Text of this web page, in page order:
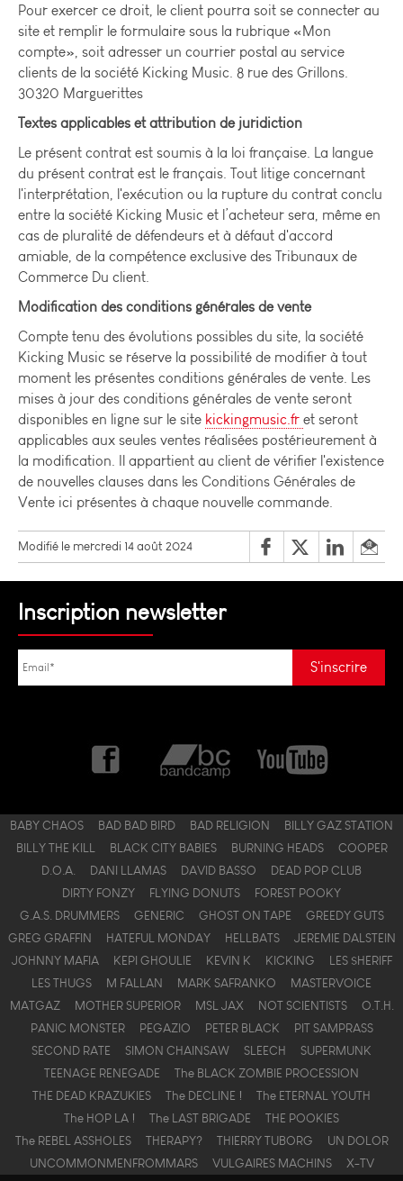
Pour exercer ce droit, le client pourra soit se connecter au
site et remplir le formulaire sous la rubrique «Mon
compte», soit adresser un courrier postal au service
clients de la société Kicking Music. 8 rue des Grillons.
30320 Marguerittes
Textes applicables et attribution de juridiction
Le présent contrat est soumis à la loi française. La langue
du présent contrat est le français. Tout litige concernant
l'interprétation, l'exécution ou la rupture du contrat conclu
entre la société Kicking Music et l’acheteur sera, même en
cas de pluralité de défendeurs et à défaut d'accord
amiable, de la compétence exclusive des Tribunaux de
Commerce Du client.
Modification des conditions générales de vente
Compte tenu des évolutions possibles du site, la société
Kicking Music se réserve la possibilité de modifier à tout
moment les présentes conditions générales de vente. Les
mises à jour des conditions générales de vente seront
disponibles en ligne sur le site kickingmusic.fr et seront
applicables aux seules ventes réalisées postérieurement à
la modification. Il appartient au client de vérifier l'existence
de nouvelles clauses dans les Conditions Générales de
Vente ici présentes à chaque nouvelle commande.
Modifié le mercredi 14 août 2024
Inscription newsletter
BABY CHAOS BAD BAD BIRD BAD RELIGION
BILLY GAZ STATION
BILLY THE KILL
BLACK CITY BABIES BURNING HEADS
COOPER
D.O.A.
DANI LLAMAS DAVID BASSO
DEAD POP CLUB
DIRTY FONZY
FLYING DONUTS
FOREST POOKY
G.A.S. DRUMMERS
GENERIC GHOST ON TAPE
GREEDY GUTS
GREG GRAFFIN
HATEFUL MONDAY HELLBATS
JEREMIE DALSTEIN
JOHNNY MAFIA
KEPI GHOULIE KEVIN K KICKING
LES $HERIFF
LES THUGS
M FALLAN MARK SAFRANKO
MASTERVOICE
MATGAZ
MOTHER SUPERIOR MSL JAX NOT SCIENTISTS
O.T.H.
PANIC MONSTER
PEGAZIO PETER BLACK
PIT SAMPRASS
SECOND RATE
SIMON CHAINSAW SLEECH
SUPERMUNK
TEENAGE RENEGADE
The BLACK ZOMBIE PROCESSION
THE DEAD KRAZUKIES
The DECLINE !
The ETERNAL YOUTH
The HOP LA !
The LAST BRIGADE
THE POOKIES
The REBEL ASSHOLES
THERAPY? THIERRY TUBORG
UN DOLOR
UNCOMMONMENFROMMARS
VULGAIRES MACHINS X-TV